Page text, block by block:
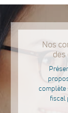
Nos
complète
fiscal